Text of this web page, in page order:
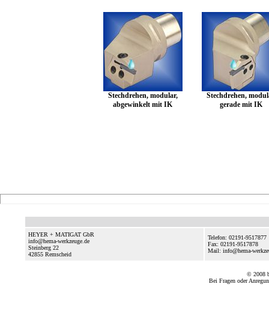
Stechdrehen, modular,
abgewinkelt mit IK
Stechdrehen,
gerade mit IK
HEYER + MATIGAT GbR
info@hema-werkzeuge.de
Steinberg 22
42855 Remscheid
Telefon: 02191-9517877
Fax: 02191-9517878
Mail: info@hema-
© 2008
Bei Fragen oder